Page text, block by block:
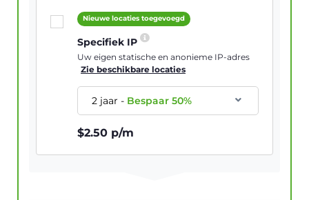
Nieuwe locaties toegevoegd
Specifiek IP
Uw eigen statische en anonieme IP-adres
Zie beschikbare locaties
2 jaar- Bespaar50%
$2.50 p/m